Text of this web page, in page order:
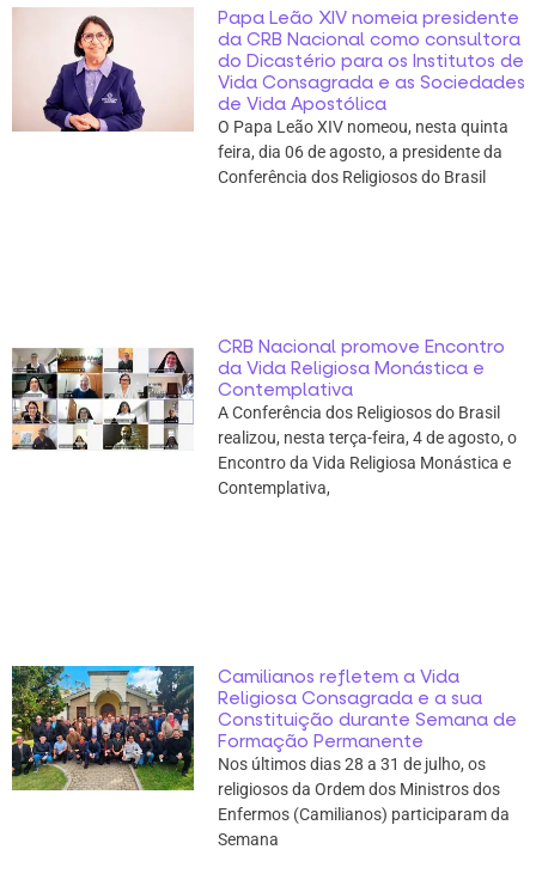
Papa Leão XIV nomeia presidente
da CRB Nacional como consultora
do Dicastério para os Institutos de
Vida Consagrada e as Sociedades
de Vida Apostólica
O Papa Leão XIV nomeou, nesta quinta
feira, dia 06 de agosto, a presidente da
Conferência dos Religiosos do Brasil
CRB Nacional promove Encontro
da Vida Religiosa Monástica e
Contemplativa
A Conferência dos Religiosos do Brasil
realizou, nesta terça-feira, 4 de agosto, o
Encontro da Vida Religiosa Monástica e
Contemplativa,
Camilianos refletem a Vida
Religiosa Consagrada e a sua
Constituição durante Semana de
Formação Permanente
Nos últimos dias 28 a 31 de julho, os
religiosos da Ordem dos Ministros dos
Enfermos (Camilianos) participaram da
Semana